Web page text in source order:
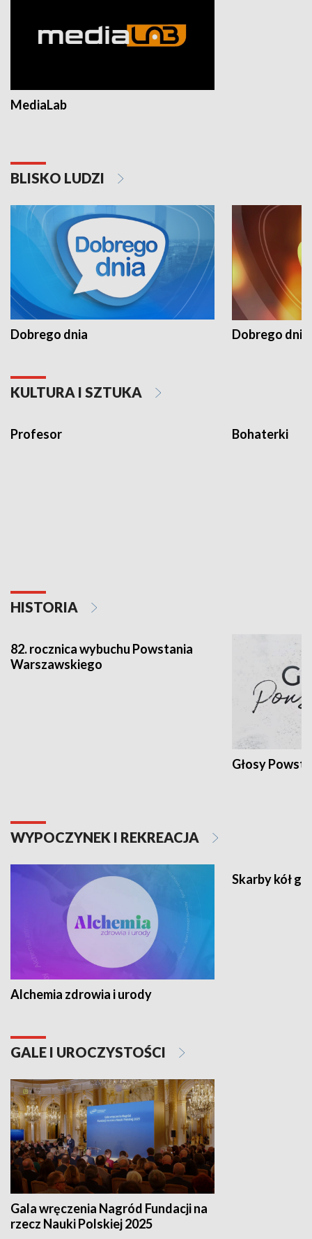
MediaLab
BLISKO LUDZI
Dobrego dnia Dobrego dnia
KULTURA I SZTUKA
Profesor Bohaterki
HISTORIA
82. rocznica wybuchu Powstania
Warszawskiego
Głosy
WYPOCZYNEK I REKREACJA
Alchemia zdrowia i urody
Skarby kół
GALE I UROCZYSTOŚCI
Gala wręczenia Nagród Fundacji na
rzecz Nauki Polskiej 2025